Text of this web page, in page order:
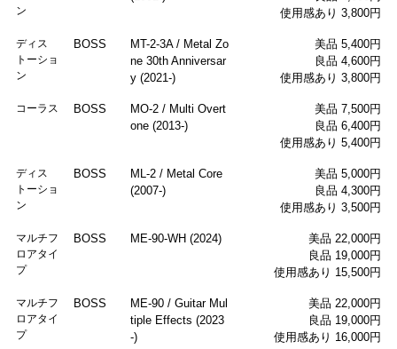
ン
使用感あり 3,800円
ディス
トーショ
ン
BOSS
MT-2-3A / Metal Zo
ne 30th Anniversar
y (2021-)
美品 5,400円
良品 4,600円
使用感あり 3,800円
コーラス BOSS
MO-2 / Multi Overt
one (2013-)
美品 7,500円
良品 6,400円
使用感あり 5,400円
ディス
トーショ
ン
BOSS
ML-2 / Metal Core
(2007-)
美品 5,000円
良品 4,300円
使用感あり 3,500円
マルチフ
ロアタイ
プ
BOSS ME-90-WH (2024)
美品 22,000円
良品 19,000円
使用感あり 15,500円
マルチフ
ロアタイ
プ
BOSS
ME-90 / Guitar Mul
tiple Effects (2023
-)
美品 22,000円
良品 19,000円
使用感あり 16,000円